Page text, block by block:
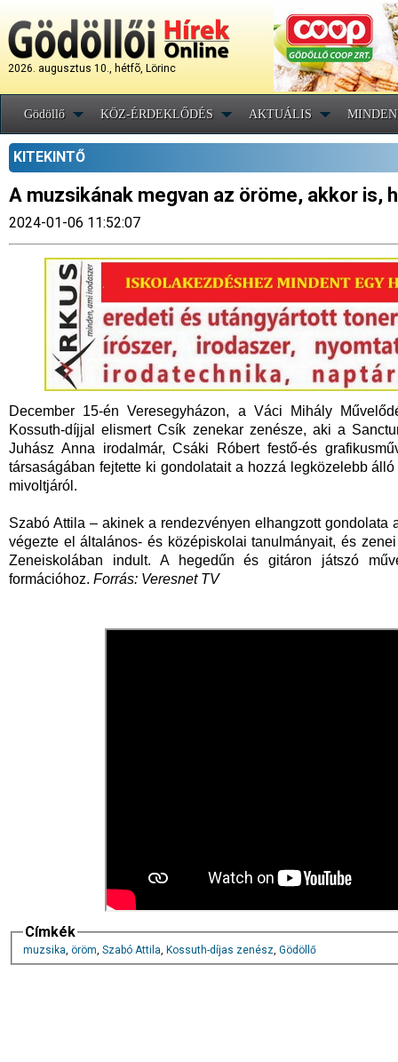
2026. augusztus 10., hétfõ, Lörinc
Gödöllő KÖZ-ÉRDEKLŐDÉS AKTUÁLIS
KITEKINTŐ
A muzsikának megvan az öröme, akkor is,
2024-01-06 11:52:07
December 15-én Veresegyházon, a Váci Mihály
Kossuth-díjjal elismert Csík zenekar zenésze, aki a
Juhász Anna irodalmár, Csáki Róbert festő-és
társaságában fejtette ki gondolatait a hozzá legközelebb
mivoltjáról.
Szabó Attila – akinek a rendezvényen elhangzott
végezte el általános- és középiskolai tanulmányait, és
Zeneiskolában indult. A hegedűn és gitáron játszó
formációhoz. Forrás: Veresnet TV
Címkék
muzsika, öröm, Szabó Attila, Kossuth-díjas zenész, Gödöllő